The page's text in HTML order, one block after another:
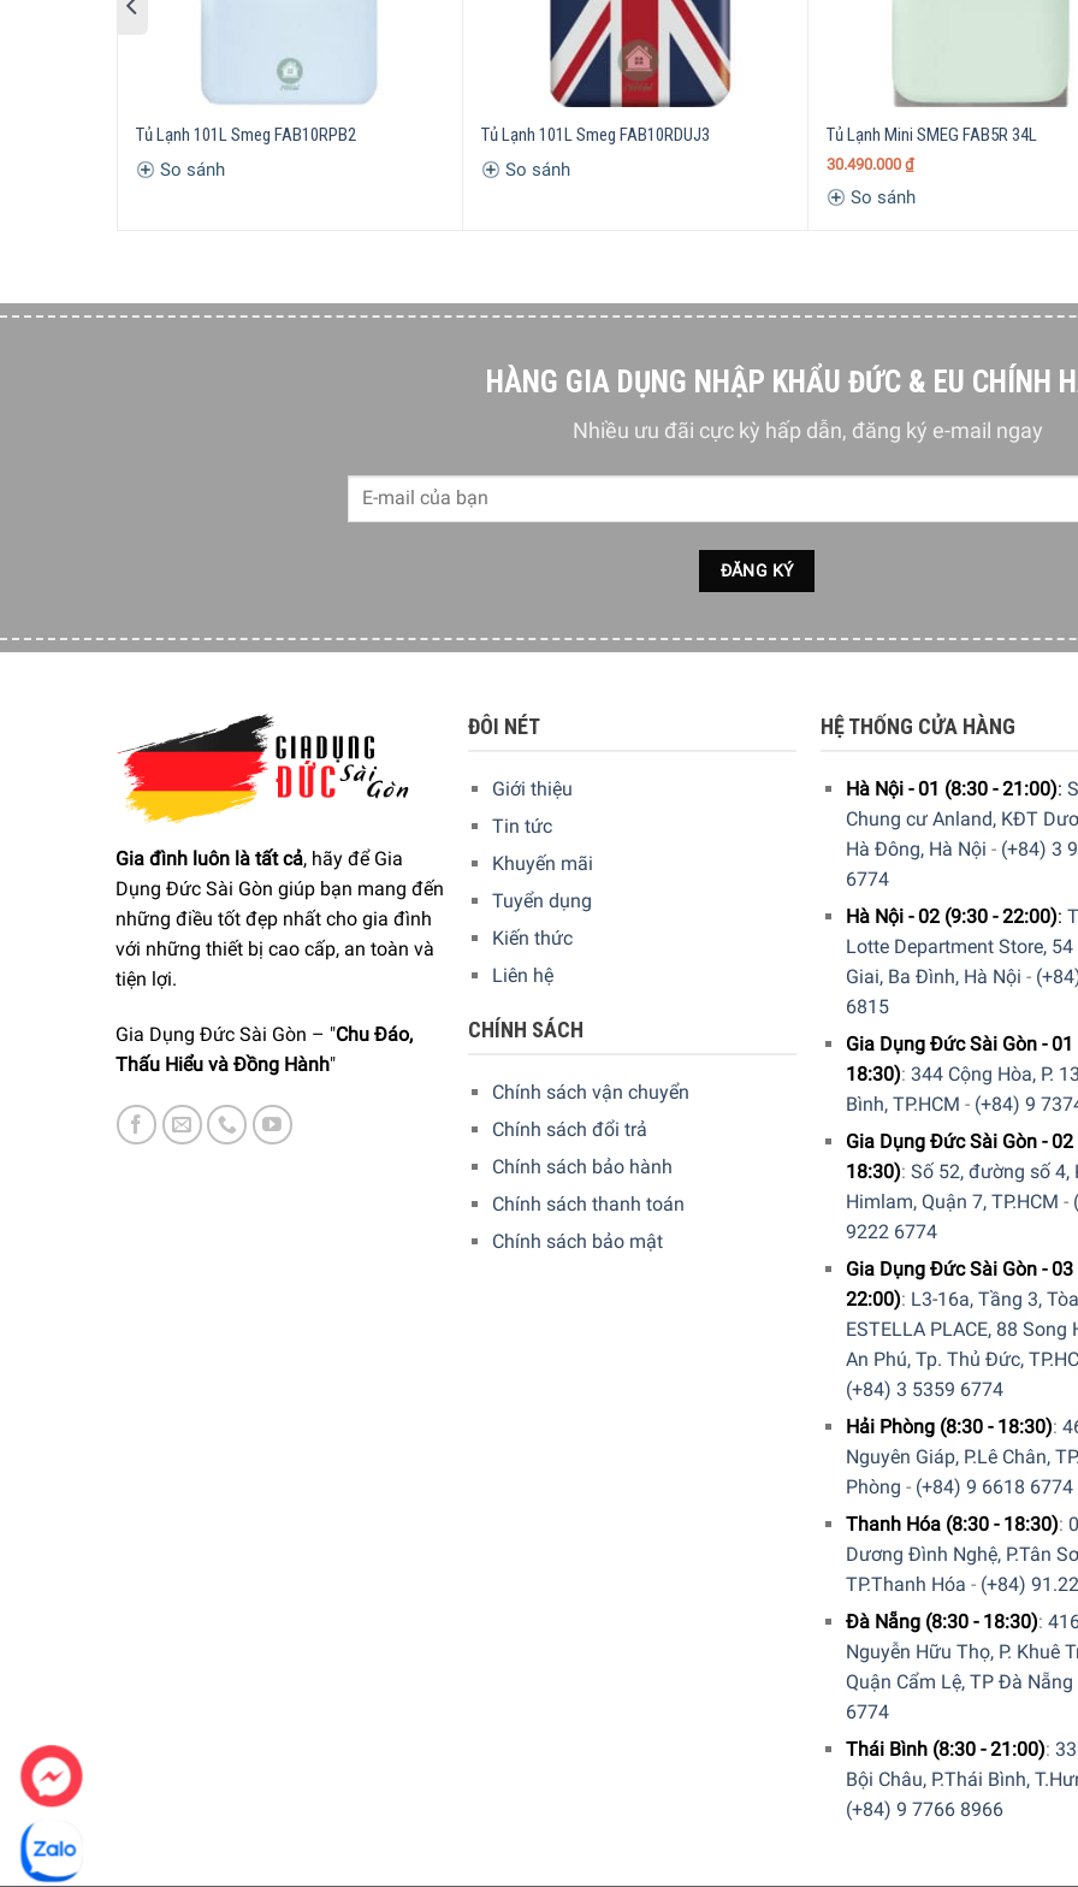
THÔNG SỐ KỸ THUẬT
Mã sản phẩm: Smeg tủ lạnh 101l + 13l
Thương hiệu: Smeg
Màu sắc: Đỏ
Lớp hiệu quả năng lượng: A ++
Tổng khối lượng tổng: 118 L
Tổng dung lượng lưu trữ: 114 L
Lớp khí hậu: SN, N, ST, T
Công suất đông lạnh: 2kg/24h
Trọng lượng: 45,1 kg
TỦ LẠNH 101L SMEG FAB10LRD2 CÓ GÌ THU HÚT?
Là dòng sản phẩm xuất xứ từ nước Ý lại nhập khẩu chính hãng 100% Đức nên tủ lạnh SMEG dòng FAB10LRD2
với thiết kế đẹp mắt và nhiều chức năng tích hợp trong khi sử dụng mà tủ lạnh SMEG luôn có chỗ đứng trong
Tủ Lạnh 101L Smeg FAB10RPB2
So sánh
Tủ Lạnh 101L Smeg FAB10RDUJ3
So sánh
Tủ Lạnh Mini SMEG FAB5R 34L
30.490.000 ₫
So sánh
HÀNG GIA DỤNG NHẬP KHẨU ĐỨC & EU CHÍNH
Nhiều ưu đãi cực kỳ hấp dẫn, đăng ký e-mail ngay
Gia đình luôn là tất cả, hãy để Gia
Dụng Đức Sài Gòn giúp bạn mang đến
những điều tốt đẹp nhất cho gia đình
với những thiết bị cao cấp, an toàn và
tiện lợi.
Gia Dụng Đức Sài Gòn – "Chu Đáo,
Thấu Hiểu và Đồng Hành"
ĐÔI NÉT
Giới thiệu
Tin tức
Khuyến mãi
Tuyển dụng
Kiến thức
Liên hệ
CHÍNH SÁCH
Chính sách vận chuyển
Chính sách đổi trả
Chính sách bảo hành
Chính sách thanh toán
Chính sách bảo mật
HỆ THỐNG CỬA HÀNG
Hà Nội - 01 (8:30 - 21:00):
Chung cư Anland, KĐT
Hà Đông, Hà Nội - (+84) 3
6774
Hà Nội - 02 (9:30 - 22:00):
Lotte Department Store, 54
Giai, Ba Đình, Hà Nội -
6815
Gia Dụng Đức Sài Gòn - 01
18:30): 344 Cộng Hòa, P.
Bình, TP.HCM - (+84) 9
Gia Dụng Đức Sài Gòn - 02
18:30): Số 52, đường số 4,
Himlam, Quận 7, TP.HCM -
9222 6774
Gia Dụng Đức Sài Gòn - 03
22:00): L3-16a, Tầng 3,
ESTELLA PLACE, 88 Song
An Phú, Tp. Thủ Đức,
(+84) 3 5359 6774
Hải Phòng (8:30 - 18:30):
Nguyên Giáp, P.Lê Chân,
Phòng - (+84) 9 6618 6774
Thanh Hóa (8:30 - 18:30):
Dương Đình Nghệ, P.Tân
TP.Thanh Hóa - (+84)
Đà Nẵng (8:30 - 18:30):
Nguyễn Hữu Thọ, P. Khuê
Quận Cẩm Lệ, TP Đà Nẵng
6774
Thái Bình (8:30 - 21:00):
Bội Châu, P.Thái Bình,
(+84) 9 7766 8966